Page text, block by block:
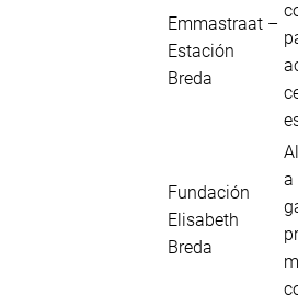
Emmastraat –
Estación
Breda
Fundación
Elisabeth
Breda
a